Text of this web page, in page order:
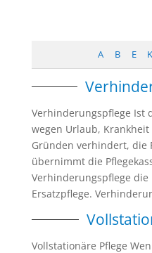
A B E K
Verhinderungspflege Ist
wegen Urlaub,
Gründen verhindert, die
übernimmt die
Verhinderungspflege die
Ersatzpflege.
Vollstationäre Pflege